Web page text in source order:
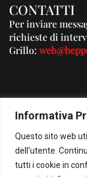
Informativa
Questo sito web
dell'utente.
tutti i cookie in
CONTATTI
Per inviare
richieste di
Grillo: